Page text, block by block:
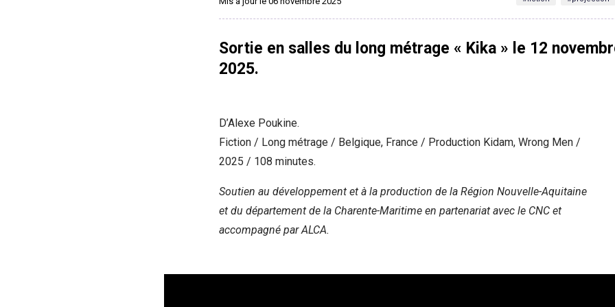
Sortie en salles du long métrage « Kika » le 12
2025.
D’Alexe Poukine.
Fiction / Long métrage / Belgique, France / Production Kidam, Wrong Men /
2025 / 108 minutes.
Soutien au développement et à la production de la Région Nouvelle-Aquitaine
et du département de la Charente-Maritime en partenariat avec le CNC et
accompagné par ALCA.